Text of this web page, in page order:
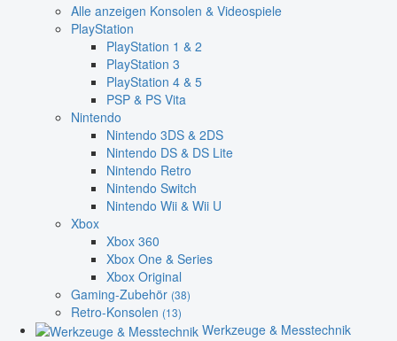
Alle anzeigen Konsolen & Videospiele
PlayStation
PlayStation 1 & 2
PlayStation 3
PlayStation 4 & 5
PSP & PS Vita
Nintendo
Nintendo 3DS & 2DS
Nintendo DS & DS Lite
Nintendo Retro
Nintendo Switch
Nintendo Wii & Wii U
Xbox
Xbox 360
Xbox One & Series
Xbox Original
Gaming-Zubehör (38)
Retro-Konsolen (13)
Werkzeuge & Messtechnik